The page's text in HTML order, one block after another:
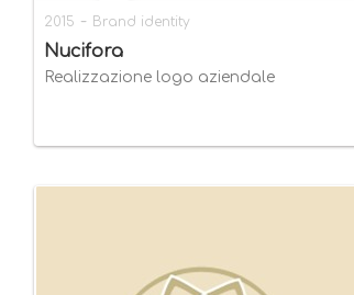
2015 - Brand identity
Nucifora
Realizzazione logo aziendale